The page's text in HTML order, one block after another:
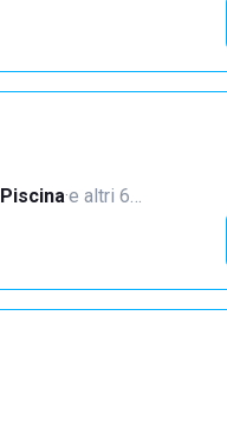
Piscina·e altri 6…